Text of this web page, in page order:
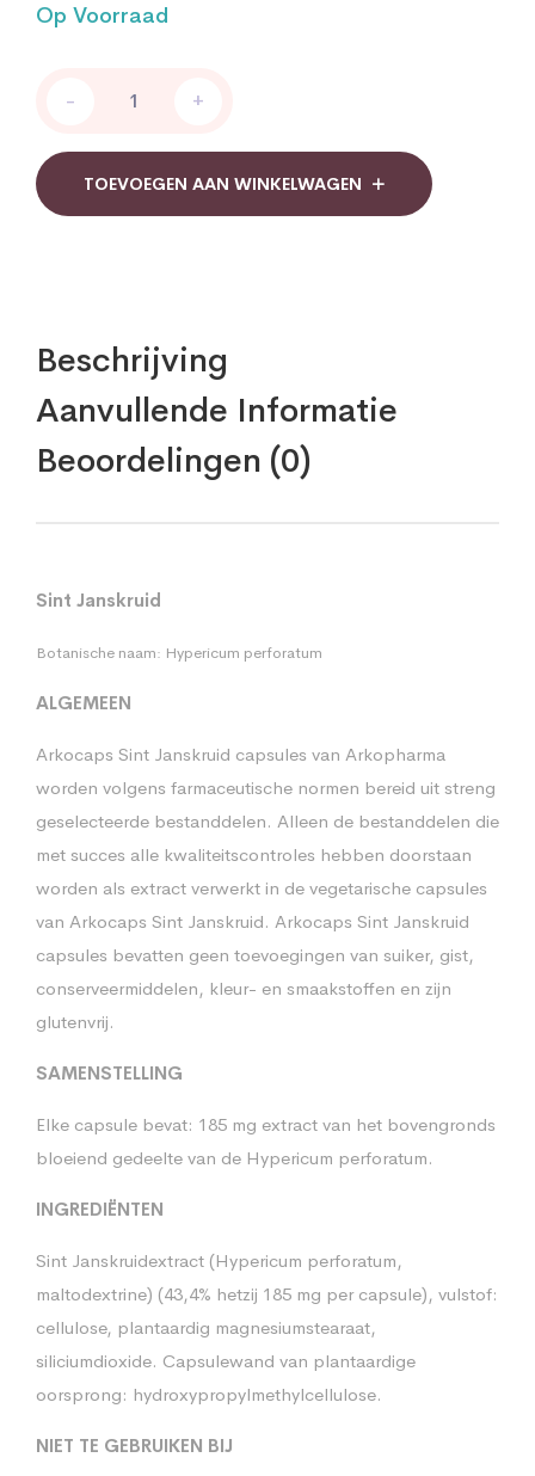
Op Voorraad
janskruid
quantity
- +
TOEVOEGEN AAN WINKELWAGEN
Beschrijving
Aanvullende Informatie
Beoordelingen (0)
Sint Janskruid
Botanische naam: Hypericum perforatum
ALGEMEEN
Arkocaps Sint Janskruid capsules van Arkopharma
worden volgens farmaceutische normen bereid uit streng
geselecteerde bestanddelen. Alleen de bestanddelen die
met succes alle kwaliteitscontroles hebben doorstaan
worden als extract verwerkt in de vegetarische capsules
van Arkocaps Sint Janskruid. Arkocaps Sint Janskruid
capsules bevatten geen toevoegingen van suiker, gist,
conserveermiddelen, kleur- en smaakstoffen en zijn
glutenvrij.
SAMENSTELLING
Elke capsule bevat: 185 mg extract van het bovengronds
bloeiend gedeelte van de Hypericum perforatum.
INGREDIËNTEN
Sint Janskruidextract (Hypericum perforatum,
maltodextrine) (43,4% hetzij 185 mg per capsule), vulstof:
cellulose, plantaardig magnesiumstearaat,
siliciumdioxide. Capsulewand van plantaardige
oorsprong: hydroxypropylmethylcellulose.
NIET TE GEBRUIKEN BIJ